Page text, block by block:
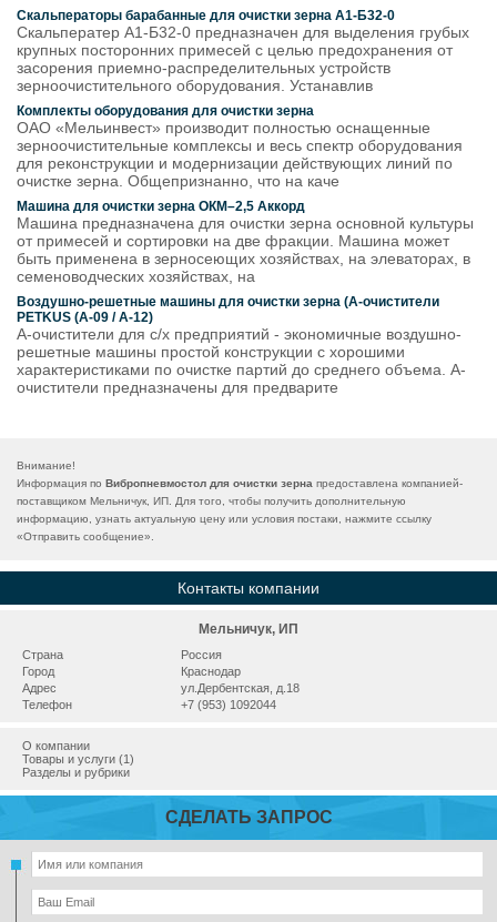
Скальператоры барабанные для очистки зерна А1-Б32-0
Скальператер А1-Б32-0 предназначен для выделения грубых
крупных посторонних примесей с целью предохранения от
засорения приемно-распределительных устройств
зерноочистительного оборудования. Устанавлив
Комплекты оборудования для очистки зерна
ОАО «Мельинвест» производит полностью оснащенные
зерноочистительные комплексы и весь спектр оборудования
для реконструкции и модернизации действующих линий по
очистке зерна. Общепризнанно, что на каче
Машина для очистки зерна ОКМ–2,5 Аккорд
Машина предназначена для очистки зерна основной культуры
от примесей и сортировки на две фракции. Машина может
быть применена в зерносеющих хозяйствах, на элеваторах, в
семеноводческих хозяйствах, на
Воздушно-решетные машины для очистки зерна (A-очистители
PETKUS (А-09 / А-12)
А-очистители для с/х предприятий - экономичные воздушно-
решетные машины простой конструкции с хорошими
характеристиками по очистке партий до среднего объема. А-
очистители предназначены для предварите
Внимание!
Информация по Вибропневмостол для очистки зерна предоставлена компанией-
поставщиком Мельничук, ИП. Для того, чтобы получить дополнительную
информацию, узнать актуальную цену или условия постаки, нажмите ссылку
«Отправить сообщение».
Контакты компании
Мельничук, ИП
Страна
Россия
Город
Краснодар
Адрес
ул.Дербентская, д.18
Телефон
+7 (953) 1092044
О компании
Товары и услуги (1)
Разделы и рубрики
СДЕЛАТЬ ЗАПРОС